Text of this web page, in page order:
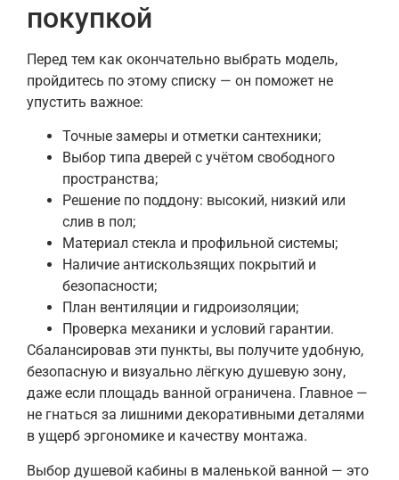
покупкой
Перед тем как окончательно выбрать модель,
пройдитесь по этому списку — он поможет не
упустить важное:
Точные замеры и отметки сантехники;
Выбор типа дверей с учётом свободного
пространства;
Решение по поддону: высокий, низкий или
слив в пол;
Материал стекла и профильной системы;
Наличие антискользящих покрытий и
безопасности;
План вентиляции и гидроизоляции;
Проверка механики и условий гарантии.
Сбалансировав эти пункты, вы получите удобную,
безопасную и визуально лёгкую душевую зону,
даже если площадь ванной ограничена. Главное —
не гнаться за лишними декоративными деталями
в ущерб эргономике и качеству монтажа.
Выбор душевой кабины в маленькой ванной — это